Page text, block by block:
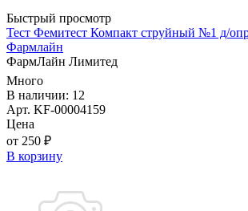
Быстрый просмотр
Тест Фемитест Компакт струйный №1 д/
Фармлайн
ФармЛайн Лимитед
Много
В наличии: 12
Арт. KF-00004159
Цена
от 250 ₽
В корзину